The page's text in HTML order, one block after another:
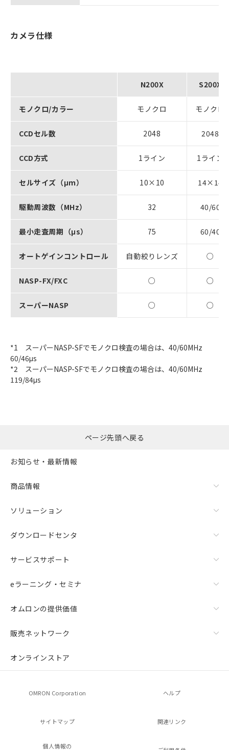
カメラ仕様
N200X S200X
モノクロ/カラー モノクロ モノクロ
CCDセル数 2048 2048
CCD方式 1ライン 1ライン
セルサイズ（μｍ） 10×10 14×14
駆動周波数（MHz） 32 40/60
最小走査周期（μs） 75 60/40
オートゲインコントロール 自動絞りレンズ ○
NASP-FX/FXC ○ ○
スーパーNASP ○ ○
*1 スーパーNASP-SFでモノクロ検査の場合は、40/60MHz
60/46μs
*2 スーパーNASP-SFでモノクロ検査の場合は、40/60MHz
119/84μs
ページ先頭へ戻る
お知らせ・最新情報
商品情報
ソリューション
ダウンロードセンタ
サービスサポート
eラーニング・セミナ
オムロンの提供価値
販売ネットワーク
オンラインストア
OMRON Corporation ヘルプ
サイトマップ 関連リンク
個人情報の